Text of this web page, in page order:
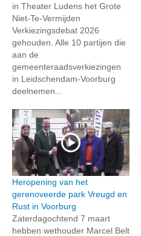
in Theater Ludens het Grote
Niet-Te-Vermijden
Verkiezingsdebat 2026
gehouden. Alle 10 partijen die
aan de
gemeenteraadsverkiezingen
in Leidschendam-Voorburg
deelnemen...
Heropening van het
gerenoveerde park Vreugd en
Rust in Voorburg
Zaterdagochtend 7 maart
hebben wethouder Marcel Belt